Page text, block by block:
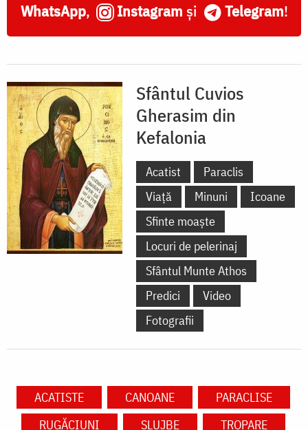
WhatsApp, Instagram și Telegram!
Sfântul Cuvios
Gherasim din
Kefalonia
Acatist
Paraclis
Viață
Minuni
Icoane
Sfinte moaște
Locuri de pelerinaj
Sfântul Munte Athos
Predici
Video
Fotografii
ACATISTE CANOANE
PARACLISE
RUGĂCIUNI
SLUJBE
TROPARE